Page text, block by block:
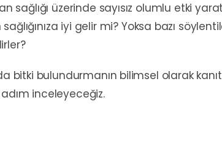
sağlığı üzerinde sayısız olumlu etki
iyi gelir mi? Yoksa bazı
bitki bulundurmanın bilimsel olarak
inceleyeceğiz.